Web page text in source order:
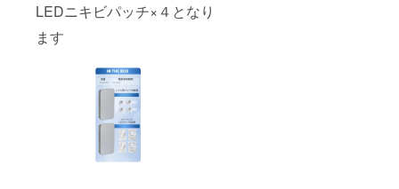
LEDニキビパッチ×４となり
ます